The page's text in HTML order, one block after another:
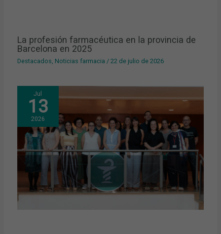
La profesión farmacéutica en la provincia de
Barcelona en 2025
Destacados, Noticias farmacia /22 de julio de 2026
Jul
13
2026